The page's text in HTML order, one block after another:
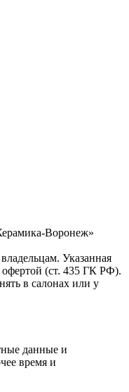
Воронеж»
Указанная
офертой (ст. 435 ГК РФ).
в салонах или у
данные и
время и